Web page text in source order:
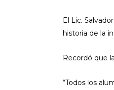
El Lic.
historia de la
Recordó que
“Todos los